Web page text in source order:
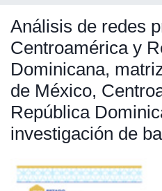
Análisis de redes
Centroamérica y
Dominicana,
de México,
República
investigación de